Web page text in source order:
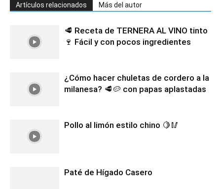
Artículos relacionados Más del autor
🥩 Receta de TERNERA AL VINO tinto
🍷 Fácil y con pocos ingredientes
¿Cómo hacer chuletas de cordero a la
milanesa? 🥩🥔 con papas aplastadas
Pollo al limón estilo chino 🍋🥢
Paté de Hígado Casero